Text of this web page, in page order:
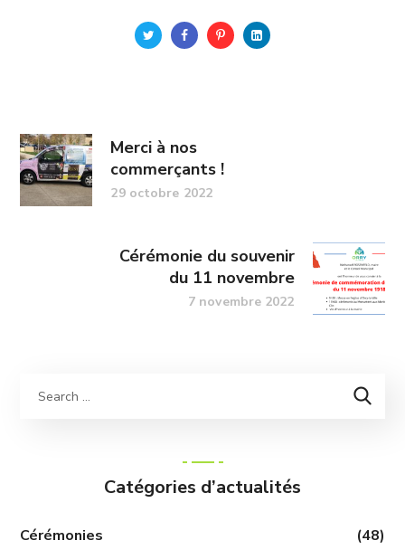
Merci à nos
commerçants !
29 octobre 2022
Cérémonie du souvenir
du 11 novembre
7 novembre 2022
Catégories d’actualités
Cérémonies (48)